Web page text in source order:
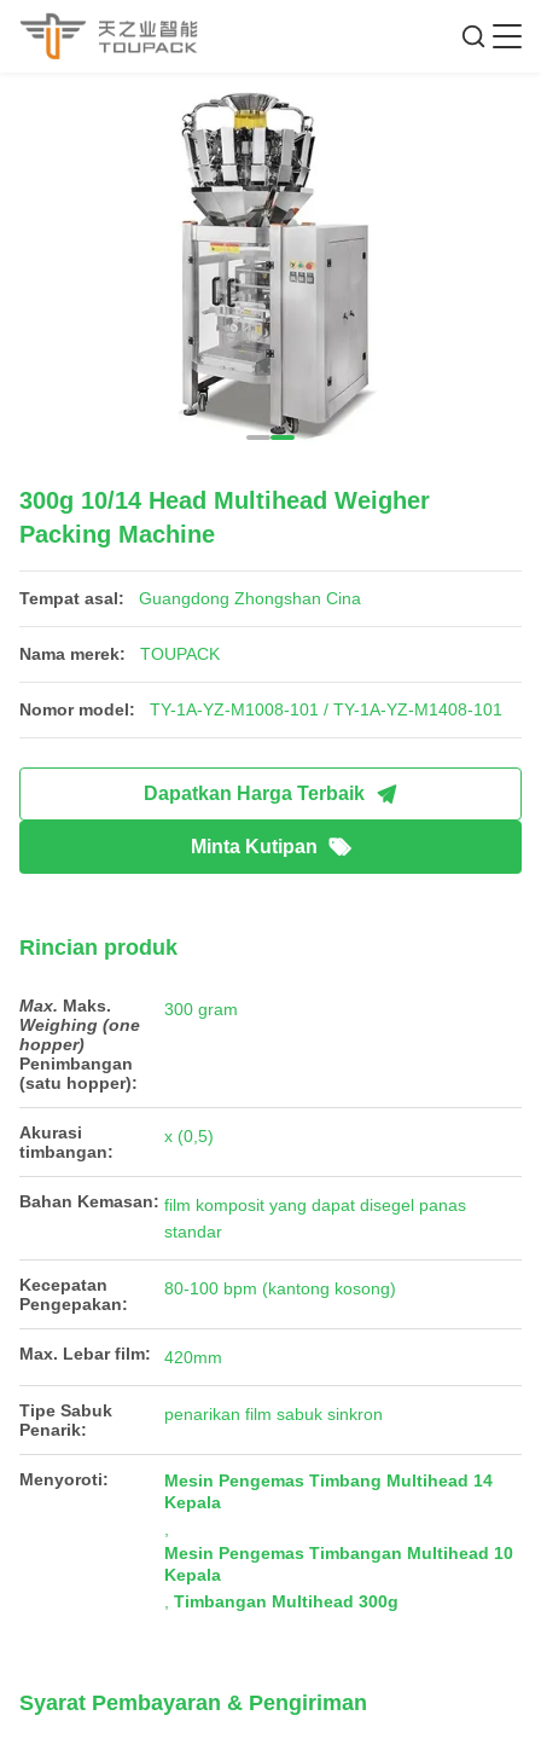
300g 10/14 Head Multihead Weigher
Packing Machine
Tempat asal: Guangdong Zhongshan Cina
Nama merek: TOUPACK
Nomor model: TY-1A-YZ-M1008-101 / TY-1A-YZ-M1408-101
Dapatkan Harga Terbaik
Minta Kutipan
Rincian produk
Max. Maks.
Weighing (one
hopper)
Penimbangan
(satu hopper):
300 gram
Akurasi
timbangan:
x (0,5)
Bahan Kemasan: film komposit yang dapat disegel panas
standar
Kecepatan
Pengepakan:
80-100 bpm (kantong kosong)
Max. Lebar film: 420mm
Tipe Sabuk
Penarik:
penarikan film sabuk sinkron
Menyoroti:
Mesin Pengemas Timbang Multihead 14
Kepala
Mesin Pengemas Timbangan Multihead 10
Kepala
Timbangan Multihead 300g
Syarat Pembayaran & Pengiriman